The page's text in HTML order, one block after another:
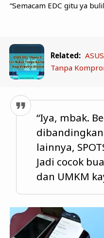
“Semacam EDC gitu ya
Related:
Tanpa
“Iya, mbak.
lainnya,
Jadi cocok
dan UMKM